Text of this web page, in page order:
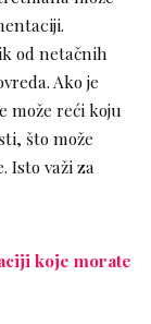
od netačnih
Ako je
može reći koju
što može
Isto važi za
koje morate